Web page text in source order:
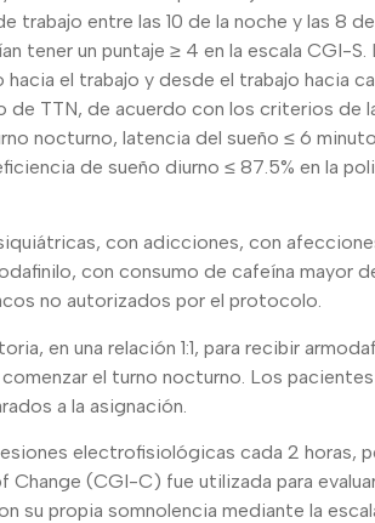
trabajo entre las 10 de la noche y las 8 de
tener un puntaje ≥ 4 en la escala CGI-S.
el trabajo y desde el trabajo hacia
TTN, de acuerdo con los criterios de
nocturno, latencia del sueño ≤ 6
de sueño diurno ≤ 87.5% en la
con adicciones, con
con consumo de cafeína mayor
no autorizados por el protocolo.
en una relación 1:1, para recibir
el turno nocturno. Los pacientes
a la asignación.
electrofisiológicas cada 2 horas,
(CGI-C) fue utilizada para
su propia somnolencia mediante la